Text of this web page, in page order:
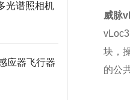
光谱照相机
应器飞行器
威脉
块，
的公